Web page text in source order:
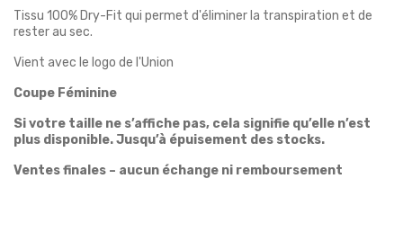
Tissu 100% Dry-Fit qui permet d'éliminer la transpiration et de
rester au sec.
Vient avec le logo de l'Union
Coupe Féminine
Si votre taille ne s’affiche pas, cela signifie qu’elle n’est
plus disponible. Jusqu’à épuisement des stocks.
Ventes finales – aucun échange ni remboursement